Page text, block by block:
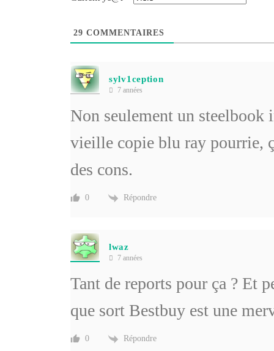
29 COMMENTAIRES
sylv1ception
7 années
Non seulement un steelbook
vieille copie blu ray pourrie,
des cons.
0 Répondre
lwaz
7 années
Tant de reports pour ça ? Et
que sort Bestbuy est une
0 Répondre